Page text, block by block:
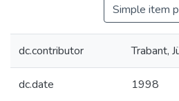
Simple item
dc.contributor Trabant,
dc.date 1998